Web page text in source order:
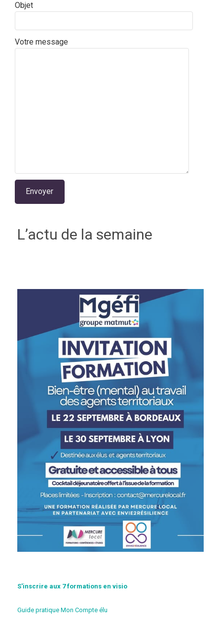
Objet
Votre message
L’actu de la semaine
S'inscrire aux 7 formations en visio
Guide pratique Mon Compte élu